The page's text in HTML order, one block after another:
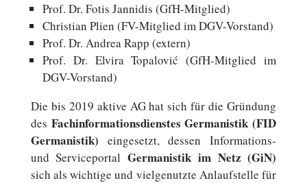
Prof. Dr. Fotis Jann­idis (GfH-Mitglied)
Chris­ti­an Plien (FV-Mitglied im DGV-Vorstand)
Prof. Dr. Andrea Rapp (extern)
Prof. Dr. Elvira Topa­lo­vić (GfH-Mitglied im
DGV-Vorstand)
Die bis 2019 aktive AG hat sich für die Grün­dung
des Fach­in­for­ma­ti­ons­diens­tes Ger­ma­nis­tik (FID
Ger­ma­nis­tik) ein­ge­setzt, dessen Informations-
und Ser­vice­por­talGer­ma­nis­tik im Netz (GiN)
sich als wich­ti­ge und viel­ge­nutz­te An­lauf­stel­le für